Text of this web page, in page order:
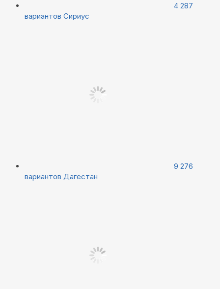
4 287
вариантов Сириус
9 276
вариантов Дагестан